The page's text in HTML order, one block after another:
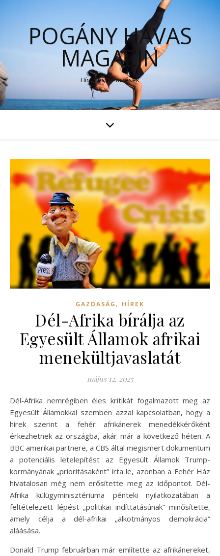
POGÁNY HAVAS
MAGAZIN
Hírek és elemzések
GAZDASÁG , HÍREK
Dél-Afrika bírálja az
Egyesült Államok afrikai
menekültjavaslatát
május 12, 2025
Dél-Afrika nemrégiben éles kritikát fogalmazott meg az
Egyesült Államokkal szemben azzal kapcsolatban, hogy a
hírek szerint a fehér afrikánerek menedékkérőként
érkezhetnek az országba, akár már a következő héten. A
BBC amerikai partnere, a CBS által megismert dokumentum
a potenciális letelepítést az Egyesült Államok Trump-
kormányának „prioritásaként” írta le, azonban a Fehér Ház
hivatalosan még nem erősítette meg az időpontot. Dél-
Afrika külügyminisztériuma pénteki nyilatkozatában a
feltételezett lépést „politikai indíttatásúnak” minősítette,
amely célja a dél-afrikai „alkotmányos demokrácia”
aláásása.
Donald Trump februárban már említette az afrikánereket,